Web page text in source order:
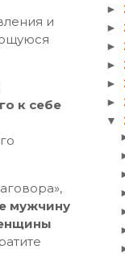
и
к себе
мужчину
►
►
►
►
►
►
▼